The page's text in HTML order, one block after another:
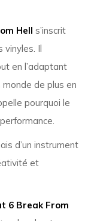
Hell s’inscrit
Il
en l’adaptant
de plus en
pourquoi le
d’un instrument
et
6 Break From